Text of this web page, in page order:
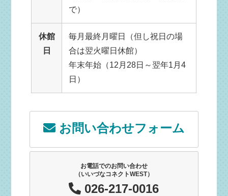
で）
休館
日
毎月最終月曜日（但し祝日の場
合は翌火曜日休館）
年末年始（12月28日～翌年1月4
日）
お問い合わせフォーム
お電話でのお問い合わせ
（いいづなコネクトWEST）
026-217-0016